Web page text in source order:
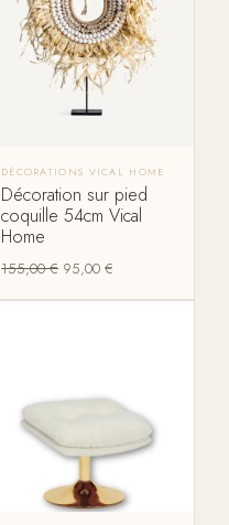
DÉCORATIONS VICAL HOME
Décoration sur pied
coquille 54cm Vical
Home
155,00€ 95,00 €